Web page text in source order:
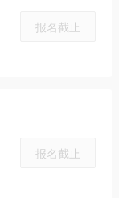
报名截止
报名截止